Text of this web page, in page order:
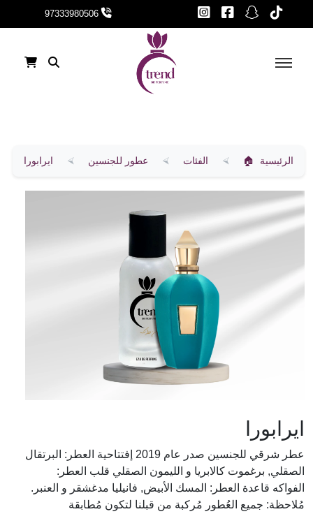
97333980506
الرئيسية الفئات عطور للجنسين ايرابورا
ايرابورا
عطر شرقي للجنسين صدر عام 2019 إفتتاحية العطر: البرتقال
الصقلي, برغموت كالابريا و الليمون الصقلي قلب العطر:
الفواكه قاعدة العطر: المسك الأبيض, فانيليا مدغشقر و العنبر.
مُلاحظة: جميع العُطور مُركبة من قبلنا لتكون مُطابقة